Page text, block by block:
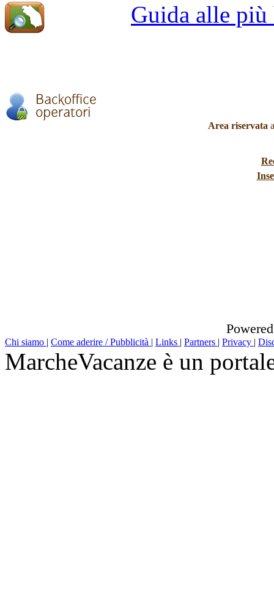
Guida alle più
Area riservata
Chi siamo | Come aderire / Pubblicità | Links | Partners | Privacy |
MarcheVacanze è un